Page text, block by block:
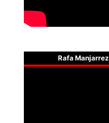
Rafa